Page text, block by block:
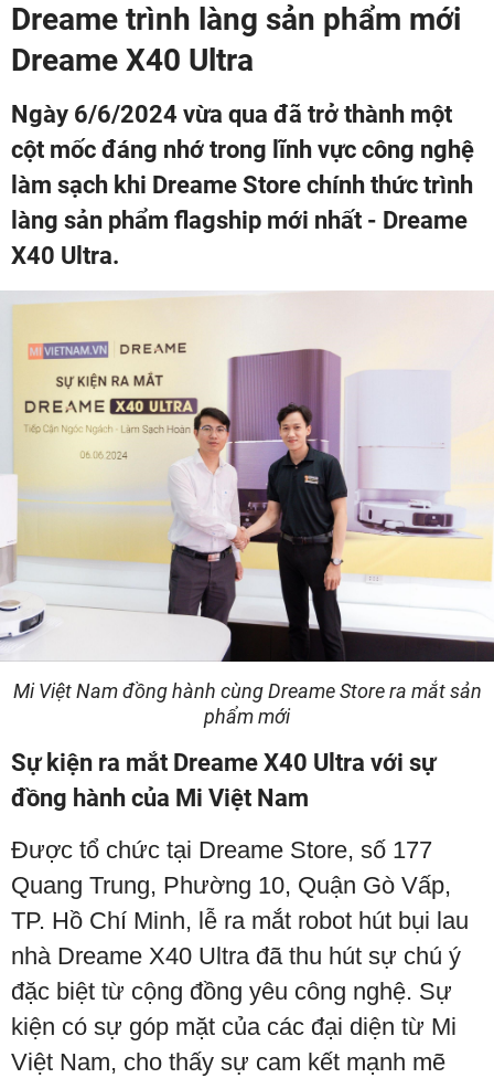
Dreame trình làng sản phẩm mới
Dreame X40 Ultra
Ngày 6/6/2024 vừa qua đã trở thành một
cột mốc đáng nhớ trong lĩnh vực công nghệ
làm sạch khi Dreame Store chính thức trình
làng sản phẩm flagship mới nhất - Dreame
X40 Ultra.
Mi Việt Nam đồng hành cùng Dreame Store ra mắt sản
phẩm mới
Sự kiện ra mắt Dreame X40 Ultra với sự
đồng hành của Mi Việt Nam
Được tổ chức tại Dreame Store, số 177
Quang Trung, Phường 10, Quận Gò Vấp,
TP. Hồ Chí Minh, lễ ra mắt robot hút bụi lau
nhà Dreame X40 Ultra đã thu hút sự chú ý
đặc biệt từ cộng đồng yêu công nghệ. Sự
kiện có sự góp mặt của các đại diện từ Mi
Việt Nam, cho thấy sự cam kết mạnh mẽ